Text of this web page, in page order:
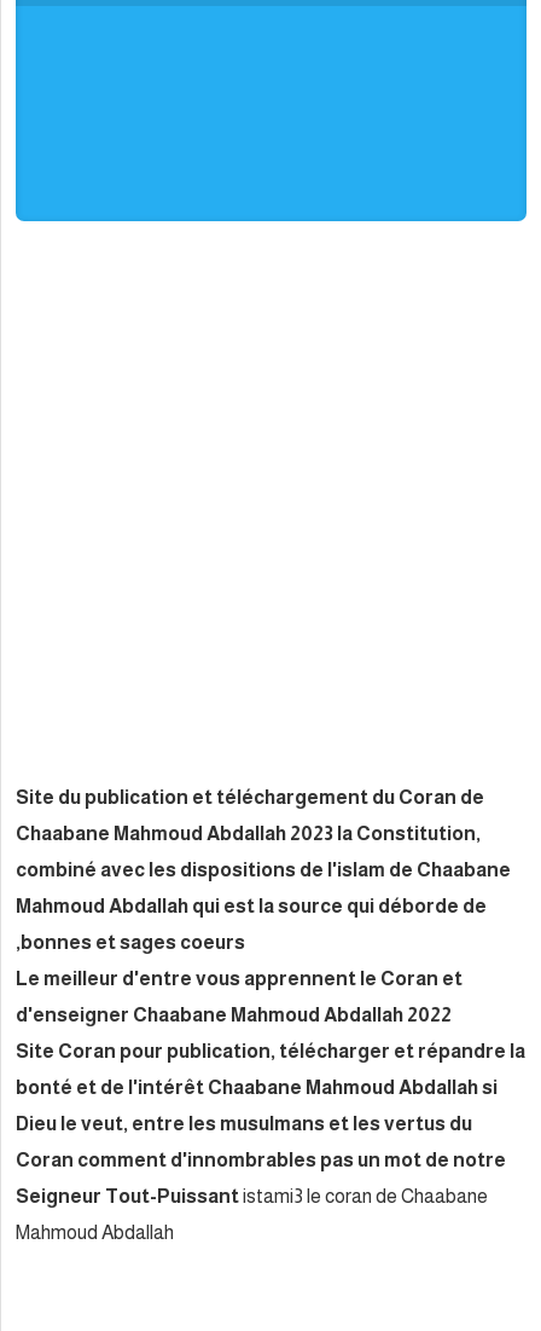
Site du publication et
Chaabane Mahmoud
combiné avec les
Mahmoud Abdallah qui est la
Le meilleur d'entre vous
d'enseigner Chaabane
Site Coran pour publication,
bonté et de l'intérêt
Dieu le veut, entre les
Coran comment
Seigneur Tout-Puissant